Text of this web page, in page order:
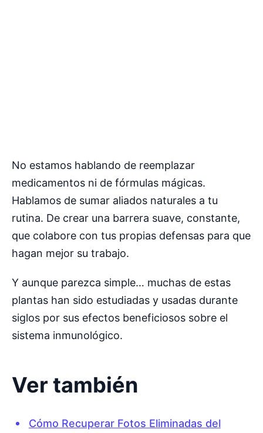
No estamos hablando de reemplazar
medicamentos ni de fórmulas mágicas.
Hablamos de sumar aliados naturales a tu
rutina. De crear una barrera suave, constante,
que colabore con tus propias defensas para que
hagan mejor su trabajo.
Y aunque parezca simple… muchas de estas
plantas han sido estudiadas y usadas durante
siglos por sus efectos beneficiosos sobre el
sistema inmunológico.
Ver también
Cómo Recuperar Fotos Eliminadas del